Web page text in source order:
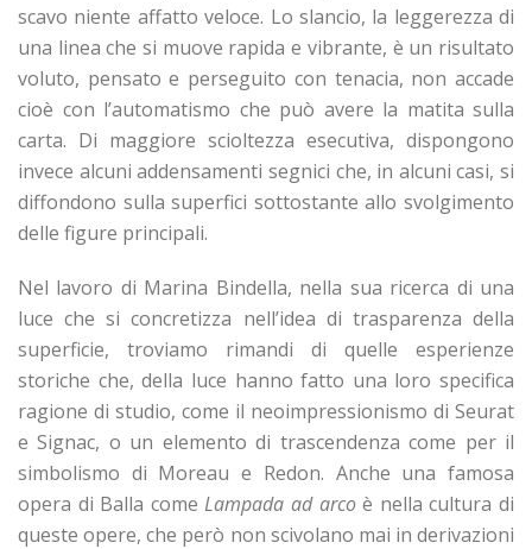
scavo niente affatto veloce. Lo slancio, la leggerezza di
una linea che si muove rapida e vibrante, è un risultato
voluto, pensato e perseguito con tenacia, non accade
cioè con l’automatismo che può avere la matita sulla
carta. Di maggiore scioltezza esecutiva, dispongono
invece alcuni addensamenti segnici che, in alcuni casi, si
diffondono sulla superfici sottostante allo svolgimento
delle figure principali.
Nel lavoro di Marina Bindella, nella sua ricerca di una
luce che si concretizza nell’idea di trasparenza della
superficie, troviamo rimandi di quelle esperienze
storiche che, della luce hanno fatto una loro specifica
ragione di studio, come il neoimpressionismo di Seurat
e Signac, o un elemento di trascendenza come per il
simbolismo di Moreau e Redon. Anche una famosa
opera di Balla comeLampada ad arcoè nella cultura di
queste opere, che però non scivolano mai in derivazioni